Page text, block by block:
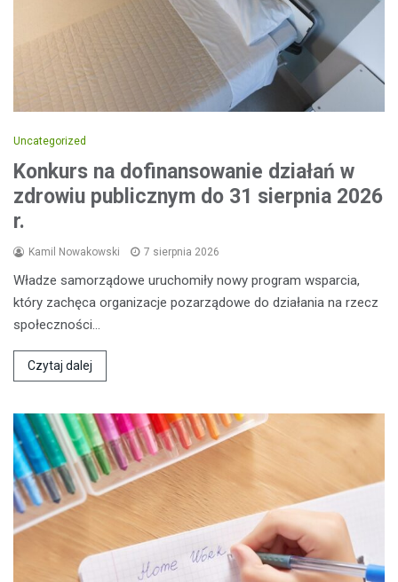
Uncategorized
Konkurs na dofinansowanie działań w
zdrowiu publicznym do 31 sierpnia 2026
r.
Kamil Nowakowski 7 sierpnia 2026
Władze samorządowe uruchomiły nowy program wsparcia,
który zachęca organizacje pozarządowe do działania na rzecz
społeczności…
Czytaj dalej